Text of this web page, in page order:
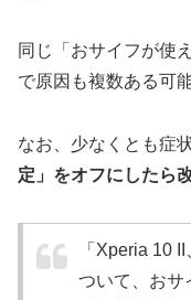
同じ「おサイフが使
で原因も複数ある可
なお、少なくとも症
定」をオフにしたら
「Xperia 10
ついて、おサ